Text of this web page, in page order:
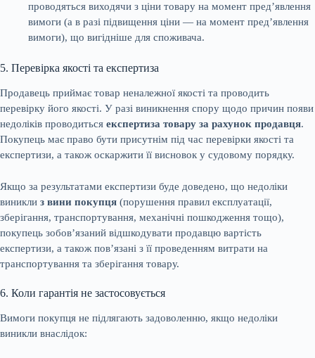
проводяться виходячи з ціни товару на момент пред’явлення
вимоги (а в разі підвищення ціни — на момент пред’явлення
вимоги), що вигідніше для споживача.
5. Перевірка якості та експертиза
Продавець приймає товар неналежної якості та проводить
перевірку його якості. У разі виникнення спору щодо причин появи
недоліків проводиться експертиза товару за рахунок продавця.
Покупець має право бути присутнім під час перевірки якості та
експертизи, а також оскаржити її висновок у судовому порядку.
Якщо за результатами експертизи буде доведено, що недоліки
виникли з вини покупця (порушення правил експлуатації,
зберігання, транспортування, механічні пошкодження тощо),
покупець зобов’язаний відшкодувати продавцю вартість
експертизи, а також пов’язані з її проведенням витрати на
транспортування та зберігання товару.
6. Коли гарантія не застосовується
Вимоги покупця не підлягають задоволенню, якщо недоліки
виникли внаслідок: